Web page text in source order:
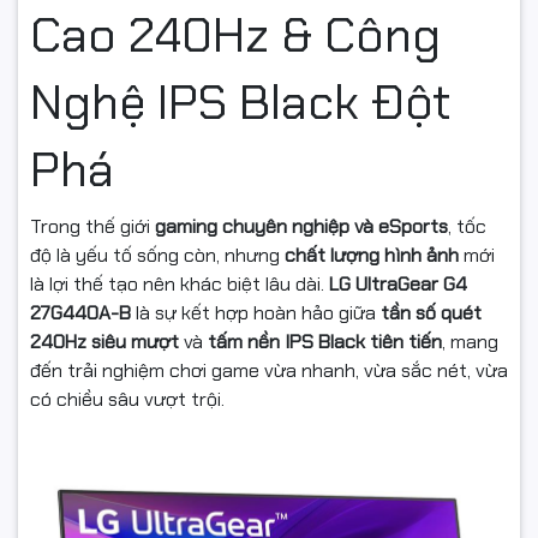
Cao 240Hz & Công
Nghệ IPS Black Đột
Phá
Trong thế giới gaming chuyên nghiệp và eSports, tốc
độ là yếu tố sống còn, nhưng chất lượng hình ảnhmới
là lợi thế tạo nên khác biệt lâu dài. LG UltraGear G4
27G440A-Blà sự kết hợp hoàn hảo giữa tần số quét
240Hz siêu mượtvà tấm nền IPS Black tiên tiến, mang
đến trải nghiệm chơi game vừa nhanh, vừa sắc nét, vừa
có chiều sâu vượt trội.